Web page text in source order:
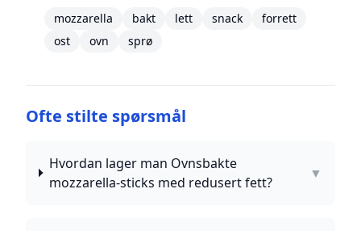
mozzarella bakt lett snack
forrett
ost
ovn sprø
Ofte stilte spørsmål
Hvordan lager man Ovnsbakte
mozzarella-sticks med redusert fett?
▼